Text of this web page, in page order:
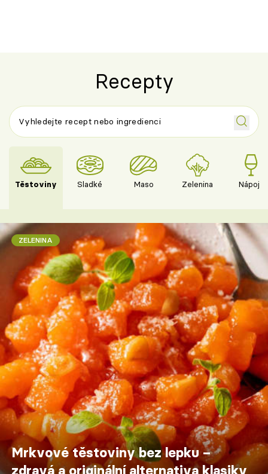
Recepty
Těstoviny Sladké Maso Zelenina Nápoje
ZELENINA
Mrkvové těstoviny bez lepku –
zdravá a originální alternativa klasiky